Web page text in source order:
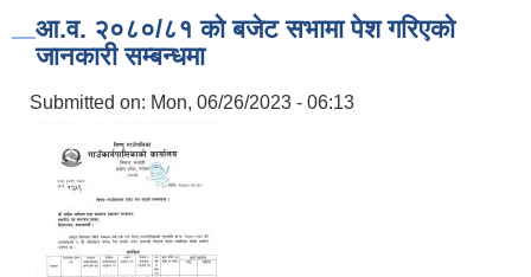
आ.व. २०८०/८१ को बजेट सभामा पेश गरिएको
जानकारी सम्बन्धमा
Submitted on: Mon, 06/26/2023 - 06:13